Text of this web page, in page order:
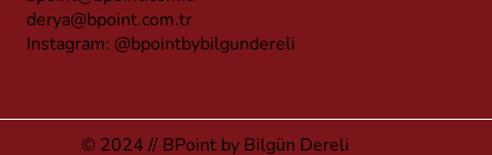
derya@bpoint.com.tr
Instagram: @bpointbybilgundereli
© 2024 // BPoint by Bilgün Dereli